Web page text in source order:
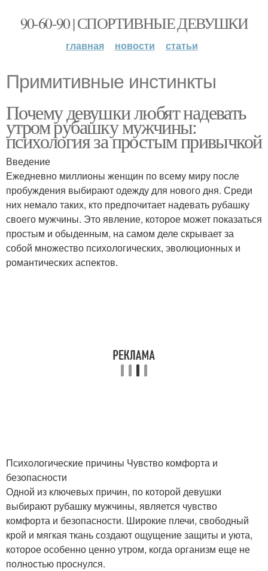
90-60-90 | СПОРТИВНЫЕ ДЕВУШКИ
главная новости статьи
Примитивные инстинкты
Почему девушки любят надевать
утром рубашку мужчины:
психология за простым привычкой
Введение
Ежедневно миллионы женщин по всему миру после
пробуждения выбирают одежду для нового дня. Среди
них немало таких, кто предпочитает надевать рубашку
своего мужчины. Это явление, которое может показаться
простым и обыденным, на самом деле скрывает за
собой множество психологических, эволюционных и
романтических аспектов.
Психологические причины Чувство комфорта и
безопасности
Одной из ключевых причин, по которой девушки
выбирают рубашку мужчины, является чувство
комфорта и безопасности. Широкие плечи, свободный
крой и мягкая ткань создают ощущение защиты и уюта,
которое особенно ценно утром, когда организм еще не
полностью проснулся.